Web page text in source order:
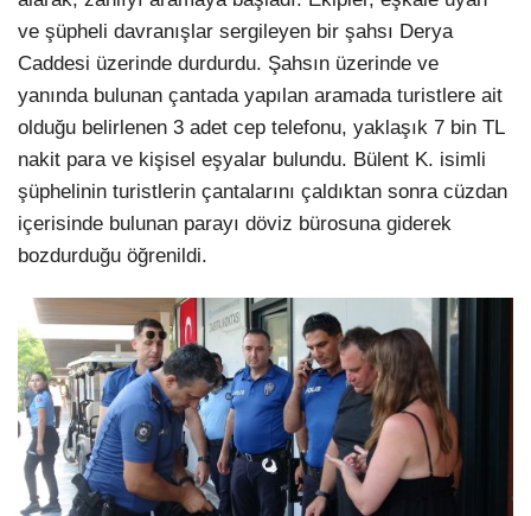
ve şüpheli davranışlar sergileyen bir şahsı Derya
Caddesi üzerinde durdurdu. Şahsın üzerinde ve
yanında bulunan çantada yapılan aramada turistlere ait
olduğu belirlenen 3 adet cep telefonu, yaklaşık 7 bin TL
nakit para ve kişisel eşyalar bulundu. Bülent K. isimli
şüphelinin turistlerin çantalarını çaldıktan sonra cüzdan
içerisinde bulunan parayı döviz bürosuna giderek
bozdurduğu öğrenildi.